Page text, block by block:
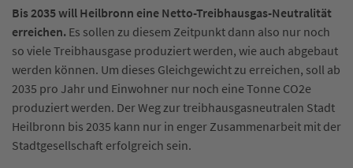
Bis 2035 will Heilbronn eine Netto-Treibhausgas-Neutralität
erreichen. Es sollen zu diesem Zeitpunkt dann also nur noch
so viele Treibhausgase produziert werden, wie auch abgebaut
werden können. Um dieses Gleichgewicht zu erreichen, soll ab
2035 pro Jahr und Einwohner nur noch eine Tonne CO2e
produziert werden. Der Weg zur treibhausgasneutralen Stadt
Heilbronn bis 2035 kann nur in enger Zusammenarbeit mit der
Stadtgesellschaft erfolgreich sein.